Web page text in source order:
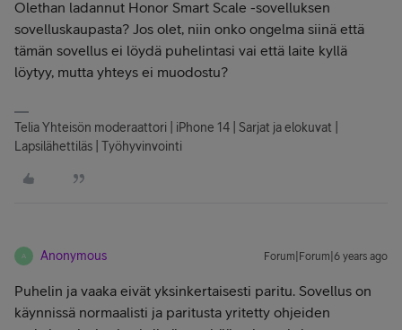
Olethan ladannut Honor Smart Scale -sovelluksen
sovelluskaupasta? Jos olet, niin onko ongelma siinä että
tämän sovellus ei löydä puhelintasi vai että laite kyllä
löytyy, mutta yhteys ei muodostu?
Telia Yhteisön moderaattori | iPhone 14 | Sarjat ja elokuvat |
Lapsilähettiläs | Työhyvinvointi
A Anonymous Forum|Forum|6 years ago
Puhelin ja vaaka eivät yksinkertaisesti paritu. Sovellus on
käynnissä normaalisti ja paritusta yritetty ohjeiden